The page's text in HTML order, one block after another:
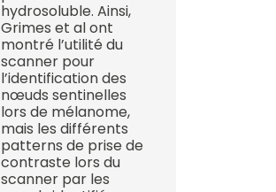
hydrosoluble. Ainsi,
Grimes et al ont
montré l’utilité du
scanner pour
l’identification des
nœuds sentinelles
lors de mélanome,
mais les différents
patterns de prise de
contraste lors du
scanner par les